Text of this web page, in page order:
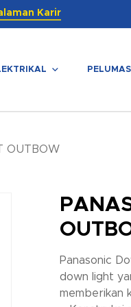
Karir
OUTBOW
Panasonic
down light
memberikan